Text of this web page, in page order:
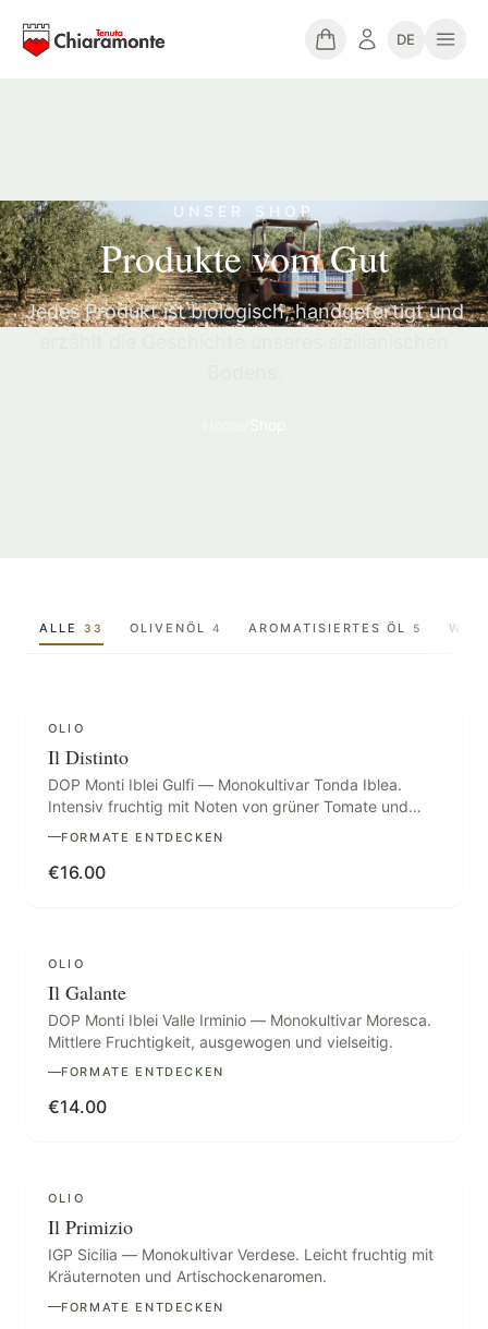
DE
UNSER SHOP
Produkte vom Gut
Jedes Produkt ist biologisch, handgefertigt und
ALLE 33 OLIVENÖL 4 AROMATISIERTES ÖL 5
DOP
OLIO
Il Distinto
DOP Monti Iblei Gulfi — Monokultivar Tonda Iblea.
Intensiv fruchtig mit Noten von grüner Tomate und
FORMATE ENTDECKEN
€16.00
DOP
OLIO
Il Galante
DOP Monti Iblei Valle Irminio — Monokultivar Moresca.
Mittlere Fruchtigkeit, ausgewogen und vielseitig.
FORMATE ENTDECKEN
€14.00
IGP
OLIO
Il Primizio
IGP Sicilia — Monokultivar Verdese. Leicht fruchtig mit
Kräuternoten und Artischockenaromen.
FORMATE ENTDECKEN